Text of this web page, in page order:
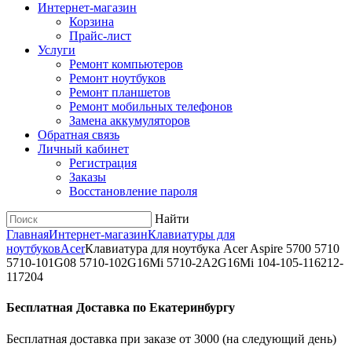
Интернет-магазин
Корзина
Прайс-лист
Услуги
Ремонт компьютеров
Ремонт ноутбуков
Ремонт планшетов
Ремонт мобильных телефонов
Замена аккумуляторов
Обратная связь
Личный кабинет
Регистрация
Заказы
Восстановление пароля
Найти
ГлавнаяИнтернет-магазинКлавиатуры для
ноутбуковAcerКлавиатура для ноутбука Acer Aspire 5700 5710
5710-101G08 5710-102G16Mi 5710-2A2G16Mi 104-105-116212-
117204
Бесплатная Доставка по Екатеринбургу
Бесплатная доставка при заказе от 3000 (на следующий день)